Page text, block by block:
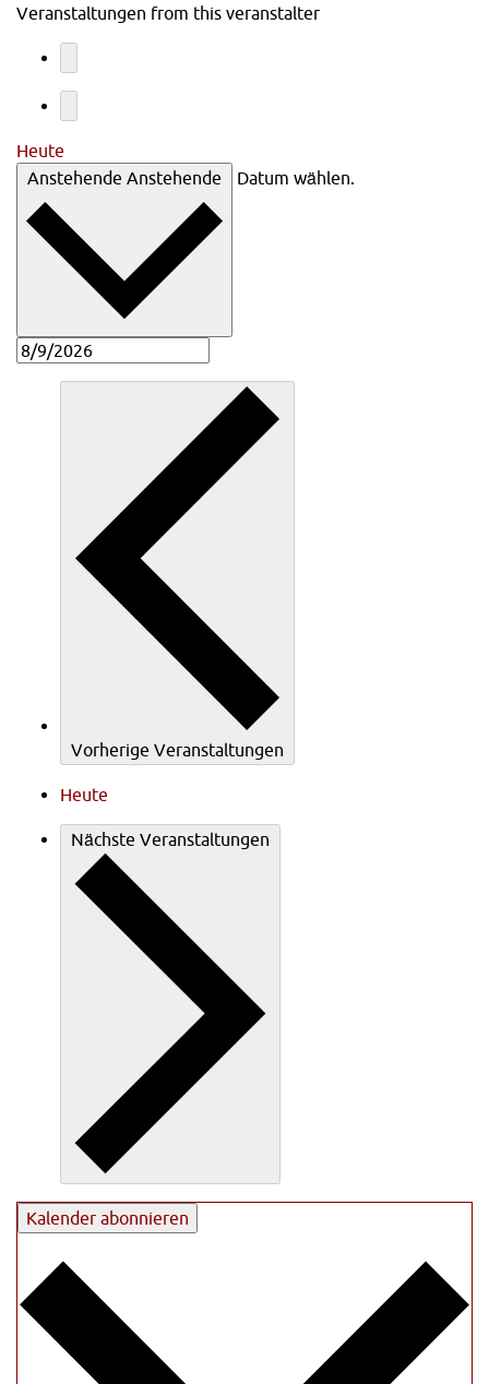
Veranstaltungen from this veranstalter
Heute
Anstehende Anstehende Datum wählen.
Vorherige Veranstaltungen
Heute
Nächste Veranstaltungen
Kalender abonnieren